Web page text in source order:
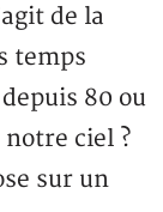
de la
temps
80 ou
notre ciel ?
sur un